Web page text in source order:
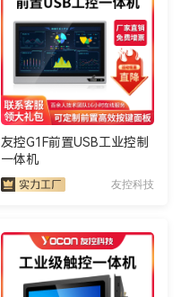
友控G1F前置USB工业控制
一体机
友控科技